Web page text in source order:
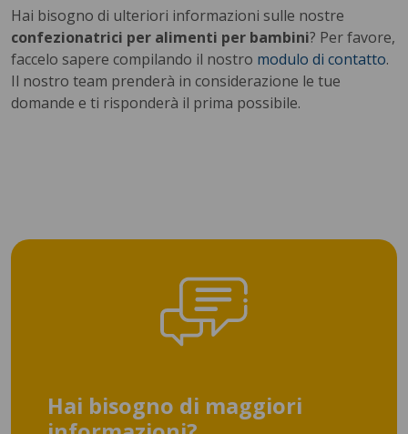
Hai bisogno di ulteriori informazioni sulle nostre
confezionatrici per alimenti per bambini? Per favore,
faccelo sapere compilando il nostro modulo di contatto.
Il nostro team prenderà in considerazione le tue
domande e ti risponderà il prima possibile.
Hai bisogno di maggiori